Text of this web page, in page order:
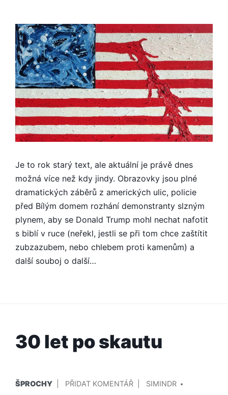
PROČ
TOLIK
BRITŮ
NEMÁ
RÁDO
DONALDA
TRUMPA
Je to rok starý text, ale aktuální je právě dnes
možná více než kdy jindy. Obrazovky jsou plné
dramatických záběrů z amerických ulic, policie
před Bílým domem rozhání demonstranty slzným
plynem, aby se Donald Trump mohl nechat nafotit
s biblí v ruce (neřekl, jestli se při tom chce zaštítit
zubzazubem, nebo chlebem proti kamenům) a
další souboj o další…
30 let po skautu
V
ŠPROCHY PŘIDAT KOMENTÁŘNA
SIMINDR